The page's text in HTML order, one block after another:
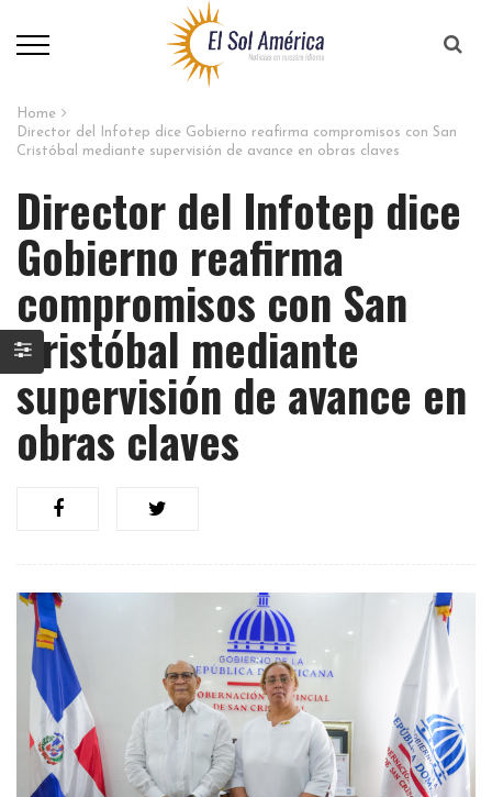
Home
Director del Infotep dice Gobierno reafirma compromisos con San
Cristóbal mediante supervisión de avance en obras claves
Director del Infotep dice
Gobierno reafirma
compromisos con San
Cristóbal mediante
supervisión de avance en
obras claves